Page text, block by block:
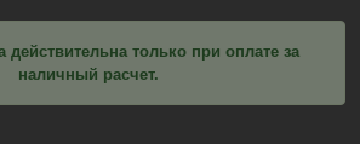
действительна только при оплате за
наличный расчет.